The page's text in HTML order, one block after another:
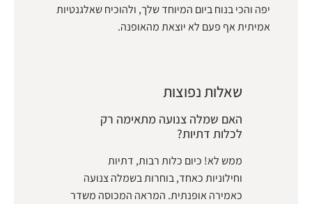
יפה והכי בנוח ביום המיוחד שלך, ולהוכיח שאלגנטיות
אמיתית אף פעם לא יוצאת מהאופנה.
שאלות נפוצות
האם שמלה צנועה מתאימה רק
לכלות דתיות?
ממש לא! כיום כלות רבות, דתיות
וחילוניות כאחד, בוחרות בשמלה צנועה
כאמירה אופנתית. המראה המכוסה משדר